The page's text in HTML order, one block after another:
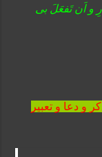
و اَن تَفعَلَ بی
و دعا و تعبیر